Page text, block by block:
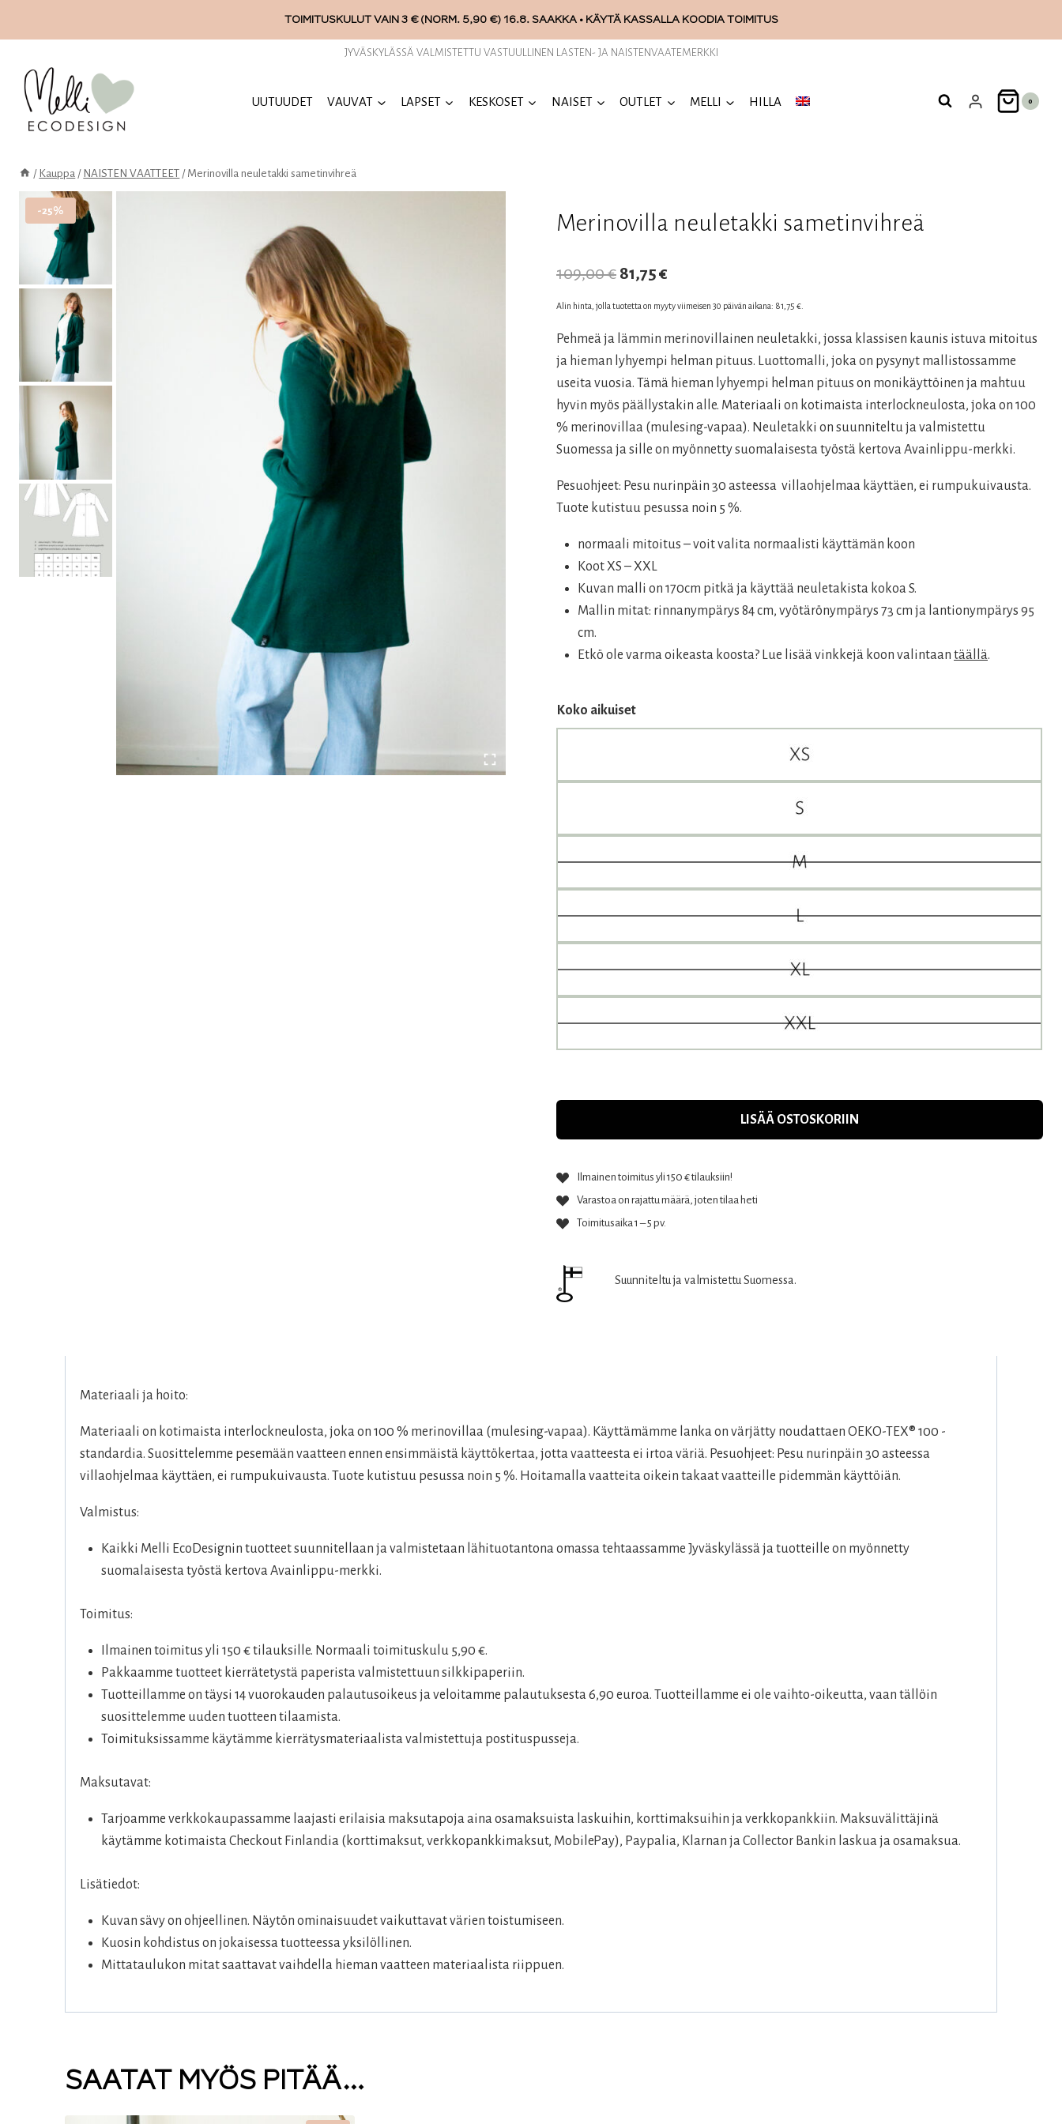
TOIMITUSKULUT VAIN 3 € (NORM. 5,90 €) 16.8. SAAKKA • KÄYTÄ KASSALLA KOODIATOIMITUS
JYVÄSKYLÄSSÄ VALMISTETTU VASTUULLINEN LASTEN- JA NAISTENVAATEMERKKI
UUTUUDET VAUVAT LAPSET KESKOSET NAISET OUTLET MELLI HILLA 0
/ Kauppa / NAISTEN VAATTEET / Merinovilla neuletakki sametinvihreä
-25% Merinovilla neuletakki sametinvihreä
109,00€ Alkuperäinen
hinta
oli:
109,00 €.
81,75€
hinta
on:
81,75 €.
Alin hinta, jolla tuotetta on myyty viimeisen 30 päivän aikana: 81,75 €
Pehmeä ja lämmin merinovillainen neuletakki, jossa klassisen kaunis istuva mitoitus
ja hieman lyhyempi helman pituus. Luottomalli, joka on pysynyt mallistossamme
useita vuosia. Tämä hieman lyhyempi helman pituus on monikäyttöinen ja mahtuu
hyvin myös päällystakin alle. Materiaali on kotimaista interlockneulosta, joka on 100
% merinovillaa (mulesing-vapaa). Neuletakki on suunniteltu ja valmistettu
Suomessa ja sille on myönnetty suomalaisesta työstä kertova Avainlippu-merkki.
Pesuohjeet: Pesu nurinpäin 30 asteessa villaohjelmaa käyttäen, ei rumpukuivausta.
Tuote kutistuu pesussa noin 5 %.
normaali mitoitus – voit valita normaalisti käyttämän koon
Koot XS – XXL
Kuvan malli on 170cm pitkä ja käyttää neuletakista kokoa S.
Mallin mitat: rinnanympärys 84 cm, vyötärönympärys 73 cm ja lantionympärys 95
cm.
Etkö ole varma oikeasta koosta? Lue lisää vinkkejä koon valintaan täällä.
Koko aikuiset
LISÄÄ OSTOSKORIIN
Ilmainen toimitus yli 150 € tilauksiin!
Varastoa on rajattu määrä, joten tilaa heti
Toimitusaika 1 – 5 pv.
Suunniteltu ja valmistettu Suomessa.
Materiaali ja hoito:
Materiaali on kotimaista interlockneulosta, joka on 100 % merinovillaa (mulesing-vapaa). Käyttämämme lanka on värjätty noudattaen OEKO-TEX® 100 -
standardia. Suosittelemme pesemään vaatteen ennen ensimmäistä käyttökertaa, jotta vaatteesta ei irtoa väriä. Pesuohjeet: Pesu nurinpäin 30 asteessa
villaohjelmaa käyttäen, ei rumpukuivausta. Tuote kutistuu pesussa noin 5 %. Hoitamalla vaatteita oikein takaat vaatteille pidemmän käyttöiän.
Valmistus:
Kaikki Melli EcoDesignin tuotteet suunnitellaan ja valmistetaan lähituotantona omassa tehtaassamme Jyväskylässä ja tuotteille on myönnetty
suomalaisesta työstä kertova Avainlippu-merkki.
Toimitus:
Ilmainen toimitus yli 150 € tilauksille. Normaali toimituskulu 5,90 €.
Pakkaamme tuotteet kierrätetystä paperista valmistettuun silkkipaperiin.
Tuotteillamme on täysi 14 vuorokauden palautusoikeus ja veloitamme palautuksesta 6,90 euroa. Tuotteillamme ei ole vaihto-oikeutta, vaan tällöin
suosittelemme uuden tuotteen tilaamista.
Toimituksissamme käytämme kierrätysmateriaalista valmistettuja postituspusseja.
Maksutavat:
Tarjoamme verkkokaupassamme laajasti erilaisia maksutapoja aina osamaksuista laskuihin, korttimaksuihin ja verkkopankkiin. Maksuvälittäjinä
käytämme kotimaista Checkout Finlandia (korttimaksut, verkkopankkimaksut, MobilePay), Paypalia, Klarnan ja Collector Bankin laskua ja osamaksua.
Lisätiedot:
Kuvan sävy on ohjeellinen. Näytön ominaisuudet vaikuttavat värien toistumiseen.
Kuosin kohdistus on jokaisessa tuotteessa yksilöllinen.
Mittataulukon mitat saattavat vaihdella hieman vaatteen materiaalista riippuen.
SAATAT MYÖS PITÄÄ…